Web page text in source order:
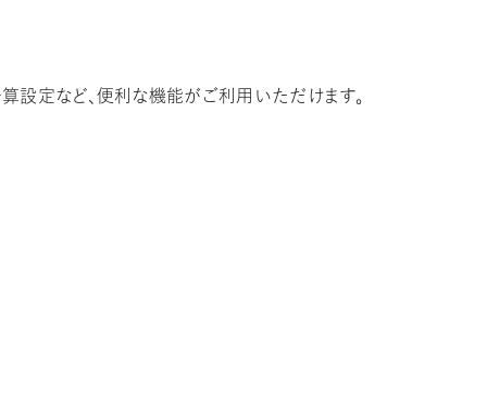
設定など、便利な機能がご利用いただけます。